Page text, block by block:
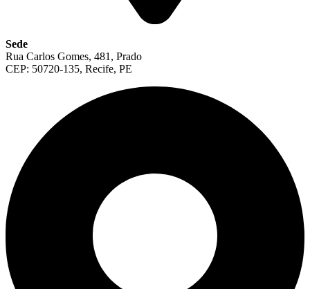
Sede
Rua Carlos Gomes, 481, Prado
CEP: 50720-135, Recife, PE